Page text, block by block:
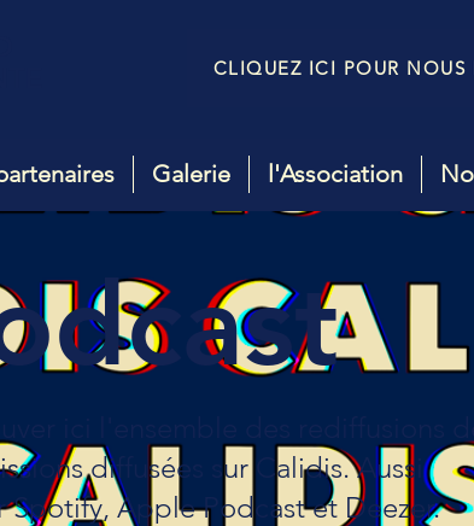
CLIQUEZ ICI POUR NOUS
Galerie l'Association
diffusées sur Calidis. Aussi
Spotify, Apple Podcast et Deezer.